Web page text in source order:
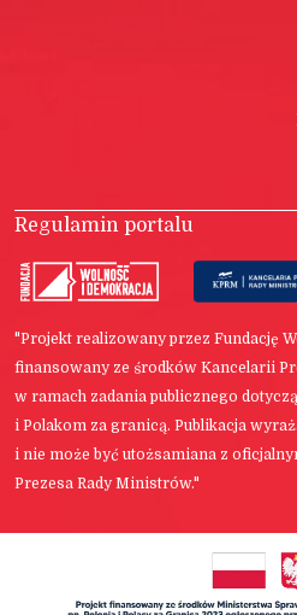
Regulamin portalu
"Projekt realizowany przez Fundację
finansowany ze środków Kancelarii
w ramach zadania publicznego
i Polakom za granicą. Publikacja
i nie może być utożsamiana z
Prezesa Rady Ministrów."